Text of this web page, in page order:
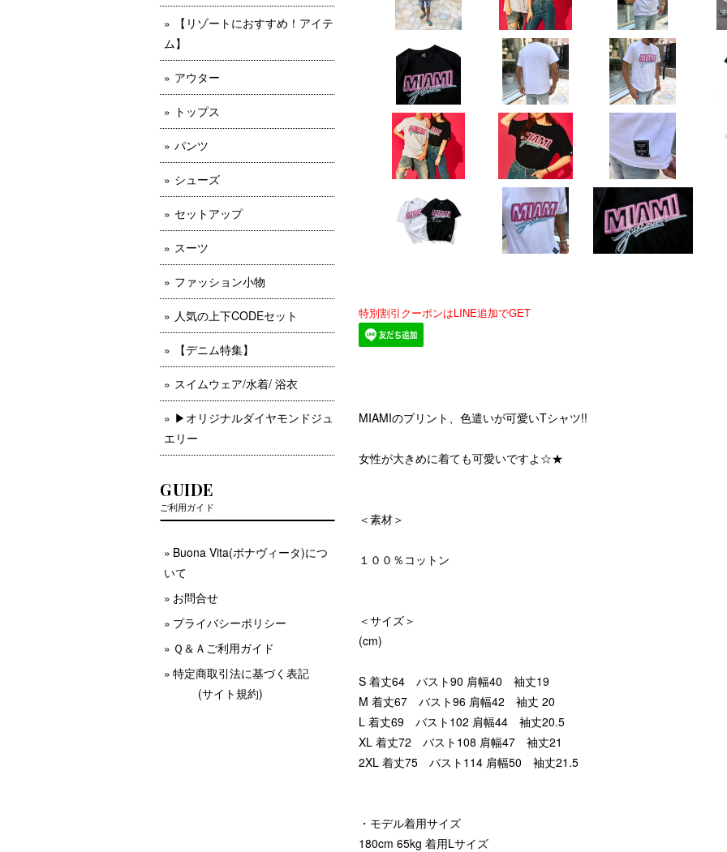
特別割引クーポンはLINE追加でGET
MIAMIのプリント、色遣いが可愛いTシャツ!!
女性が大きめに着ても可愛いですよ☆★
＜素材＞
１００％コットン
＜サイズ＞
(cm)
S 着丈64 バスト90 肩幅40 袖丈19
M 着丈67 バスト96 肩幅42 袖丈 20
L 着丈69 バスト102 肩幅44 袖丈20.5
XL 着丈72 バスト108 肩幅47 袖丈21
2XL 着丈75 バスト114 肩幅50 袖丈21.5
・モデル着用サイズ
180cm 65kg 着用Lサイズ
【リゾートにおすすめ！アイテ
ム】
アウター
トップス
パンツ
シューズ
セットアップ
スーツ
ファッション小物
人気の上下CODEセット
【デニム特集】
スイムウェア/水着/ 浴衣
▶︎オリジナルダイヤモンドジュ
エリー
GUIDE
ご利用ガイド
Buona Vita(ボナヴィータ)につ
いて
お問合せ
プライバシーポリシー
Ｑ＆Ａご利用ガイド
特定商取引法に基づく表記
(サイト規約)